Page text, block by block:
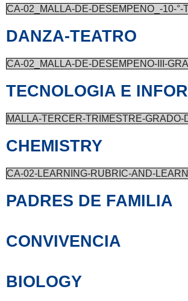
CA-02_MALLA-DE-DESEMPENO_-10-
DANZA-TEATRO
CA-02_MALLA-DE-DESEMPENO-III-
TECNOLOGIA E
MALLA-TERCER-TRIMESTRE-GRADO-
CHEMISTRY
CA-02-LEARNING-RUBRIC-AND-
PADRES DE FAMILIA
CONVIVENCIA
BIOLOGY